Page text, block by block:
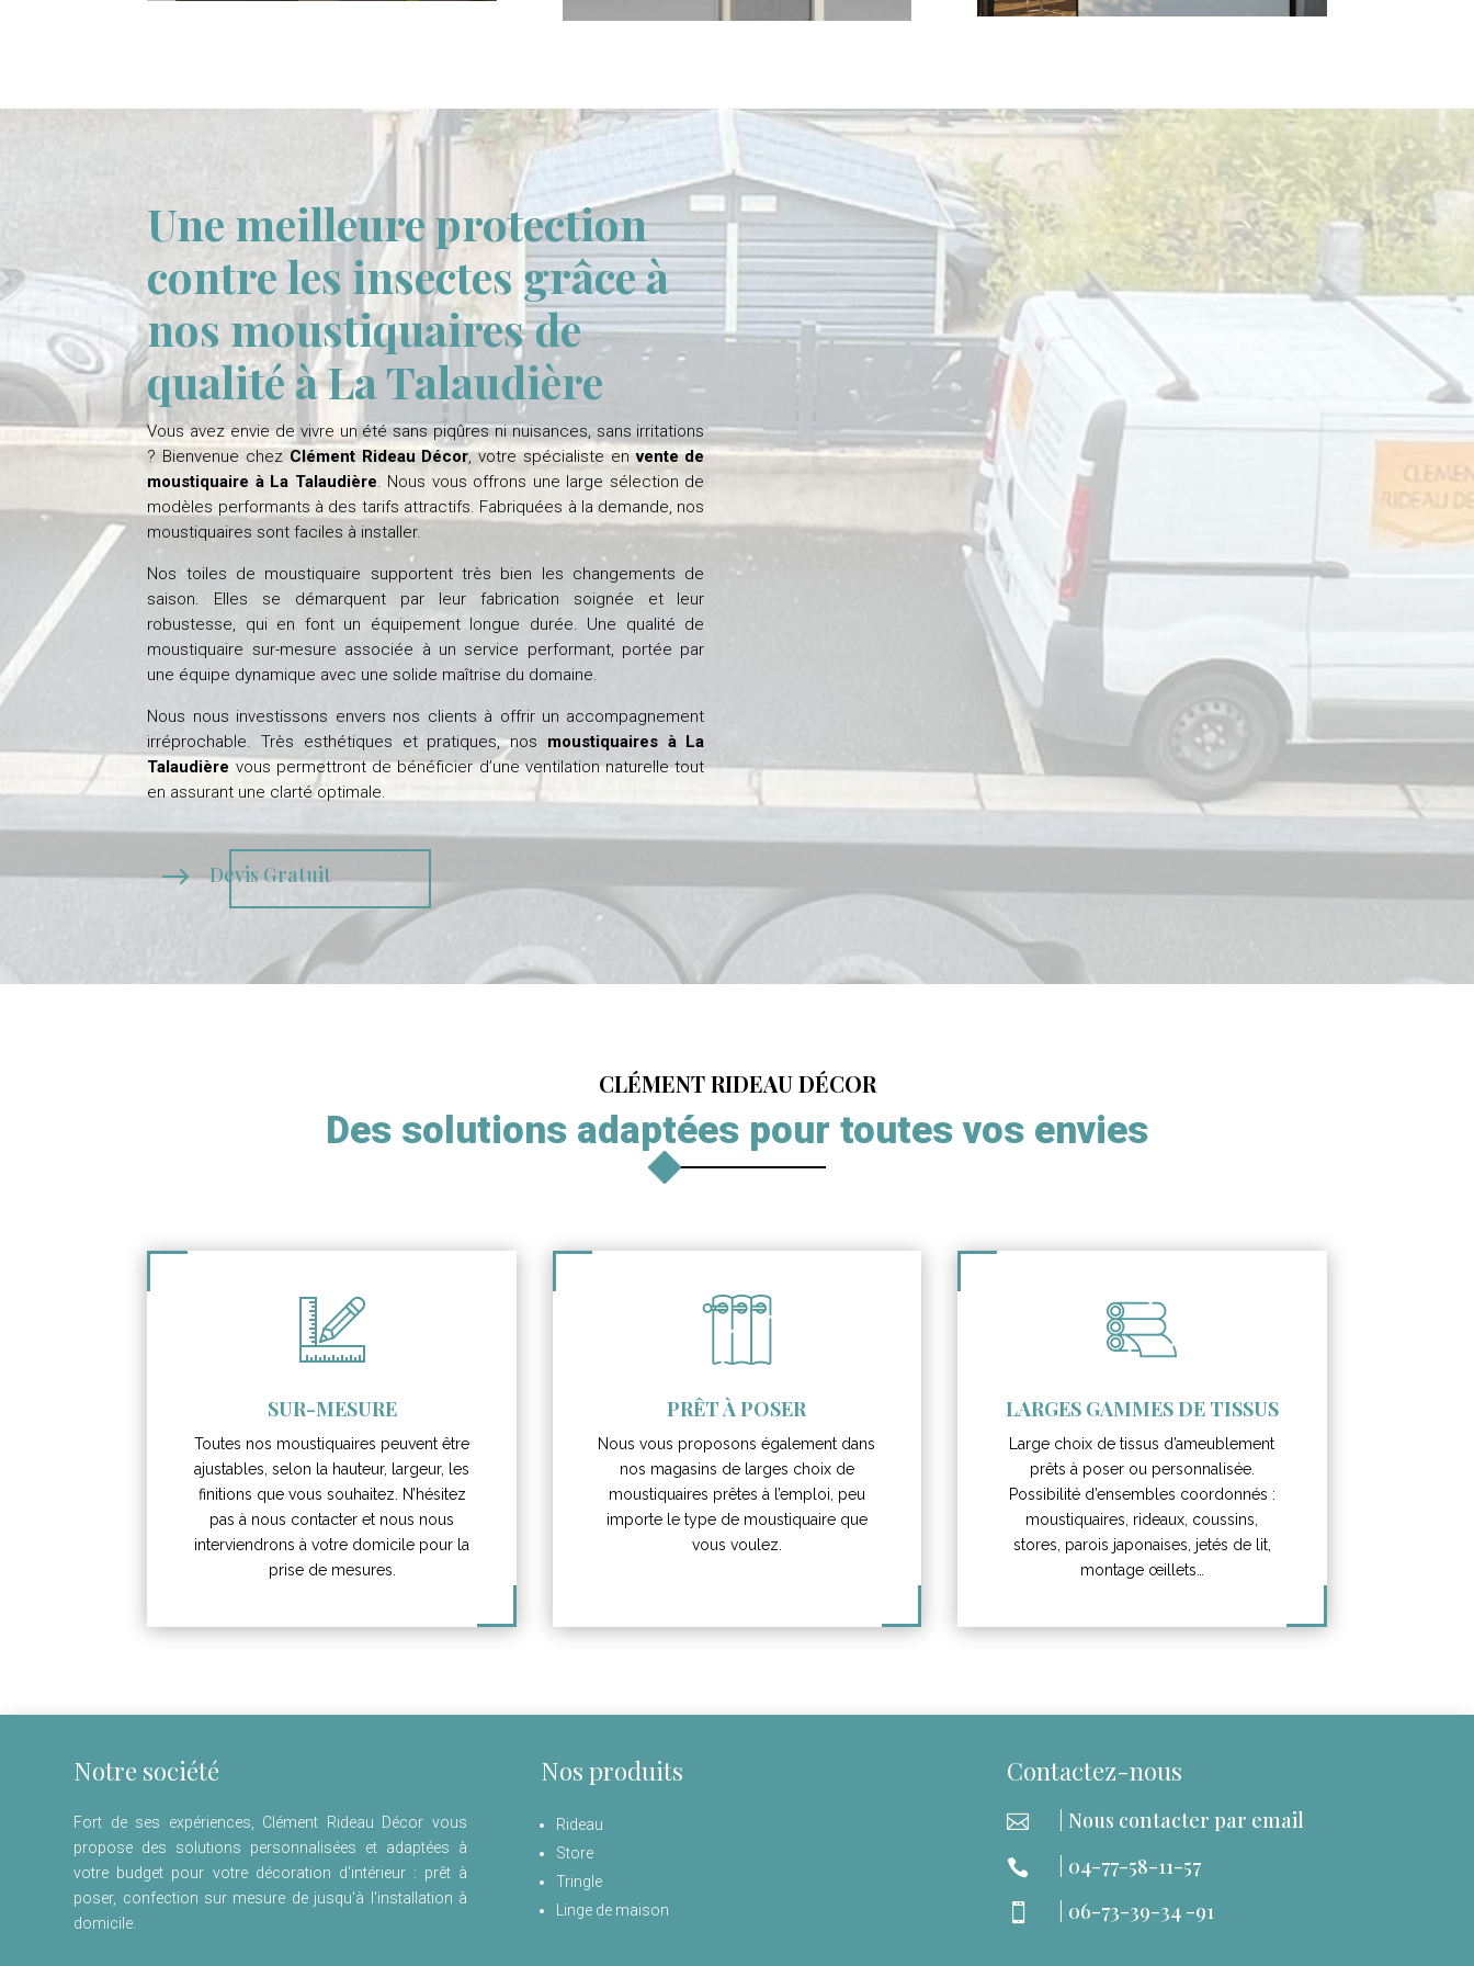
Une meilleure protection
contre les insectes grâce à
nos moustiquaires de
qualité à La Talaudière
Vous avez envie de vivre un été sans piqûres ni nuisances, sans irritations
? Bienvenue chez Clément Rideau Décor, votre spécialiste envente de
moustiquaire à La Talaudière. Nous vous offrons une large sélection de
modèles performants à des tarifs attractifs. Fabriquées à la demande, nos
moustiquaires sont faciles à installer.
Nos toiles de moustiquaire supportent très bien les changements de
saison. Elles se démarquent par leur fabrication soignée et leur
robustesse, qui en font un équipement longue durée. Une qualité de
moustiquaire sur-mesure associée à un service performant, portée par
une équipe dynamique avec une solide maîtrise du domaine.
Nous nous investissons envers nos clients à offrir un accompagnement
irréprochable. Très esthétiques et pratiques, nos moustiquaires à La
Talaudière vous permettront de bénéficier d’une ventilation naturelle tout
en assurant une clarté optimale.
$ Devis Gratuit
CLÉMENT RIDEAU DÉCOR
Des solutions adaptées pour toutes vos envies
SUR-MESURE
Toutes nos moustiquaires peuvent être
ajustables, selon la hauteur, largeur, les
finitions que vous souhaitez. N’hésitez
pas à nous contacter et nous nous
interviendrons à votre domicile pour la
prise de mesures.
PRÊT À POSER
Nous vous proposons également dans
nos magasins de larges choix de
moustiquaires prêtes à l’emploi, peu
importe le type de moustiquaire que
vous voulez.
LARGES GAMMES DE TISSUS
Large choix de tissus d’ameublement
prêts à poser ou personnalisée.
Possibilité d’ensembles coordonnés :
moustiquaires, rideaux, coussins,
stores, parois japonaises, jetés de lit,
montage œillets…
Notre société
Fort de ses expériences, Clément Rideau Décor vous
propose des solutions personnalisées et adaptées à
votre budget pour votre décoration d'intérieur : prêt à
poser, confection sur mesure de jusqu'à l'installation à
domicile.
Nos produits
Rideau
Store
Tringle
Linge de maison
Contactez-nous
 | Nous contacter par email
 | 04-77-58-11-57
 | 06-73-39-34 -91